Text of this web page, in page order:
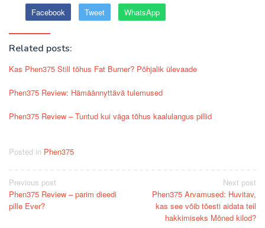
Facebook Tweet WhatsApp
Related posts:
Kas Phen375 Still tõhus Fat Burner? Põhjalik ülevaade
Phen375 Review: Hämäännyttävä tulemused
Phen375 Review – Tuntud kui väga tõhus kaalulangus pillid
Posted in Phen375
Post
navigation
Previous post
Phen375 Review – parim dieedi
pille Ever?
Next post
Phen375 Arvamused: Huvitav,
kas see võib tõesti aidata teil
hakkimiseks Mõned kilod?